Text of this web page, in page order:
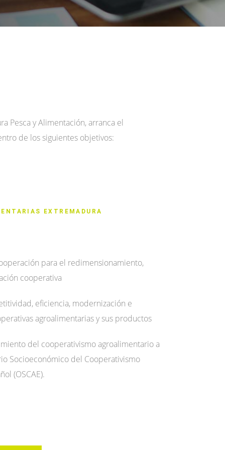
Pesca y Alimentación, arranca el
de los siguientes objetivos:
EXTREMADURA
para el redimensionamiento,
cooperativa
eficiencia, modernización e
agroalimentarias y sus productos
del cooperativismo agroalimentario a
Socioeconómico del Cooperativismo
(OSCAE).